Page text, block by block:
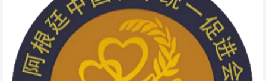
事公告